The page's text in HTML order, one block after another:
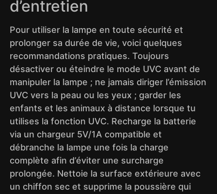
d’entretien
Pour utiliser la lampe en toute sécurité et
prolonger sa durée de vie, voici quelques
recommandations pratiques. Toujours
désactiver ou éteindre le mode UVC avant de
manipuler la lampe ; ne jamais diriger l’émission
UVC vers la peau ou les yeux ; garder les
enfants et les animaux à distance lorsque tu
utilises la fonction UVC. Recharge la batterie
via un chargeur 5V/1A compatible et
débranche la lampe une fois la charge
complète afin d’éviter une surcharge
prolongée. Nettoie la surface extérieure avec
un chiffon sec et supprime la poussière qui